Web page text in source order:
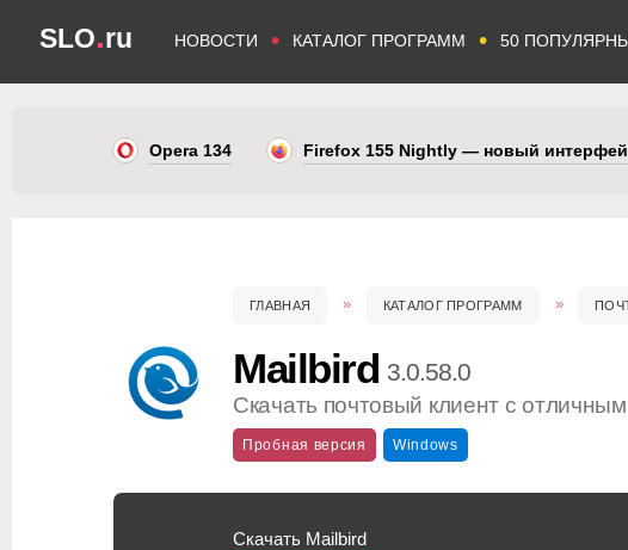
SLO.ru НОВОСТИ • КАТАЛОГ ПРОГРАММ • 50
Opera 134 Firefox 155 Nightly — новый
ГЛАВНАЯ КАТАЛОГ ПРОГРАММ
Mailbird 3.0.58.0
Скачать почтовый клиент с
Пробная версия Windows
Скачать Mailbird